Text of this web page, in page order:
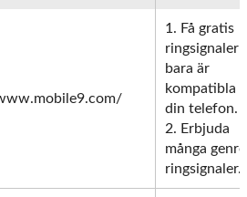
1. Få gratis
ringsignaler
bara är
kompatibla
din telefon.
2. Erbjuda
många
ringsignaler.